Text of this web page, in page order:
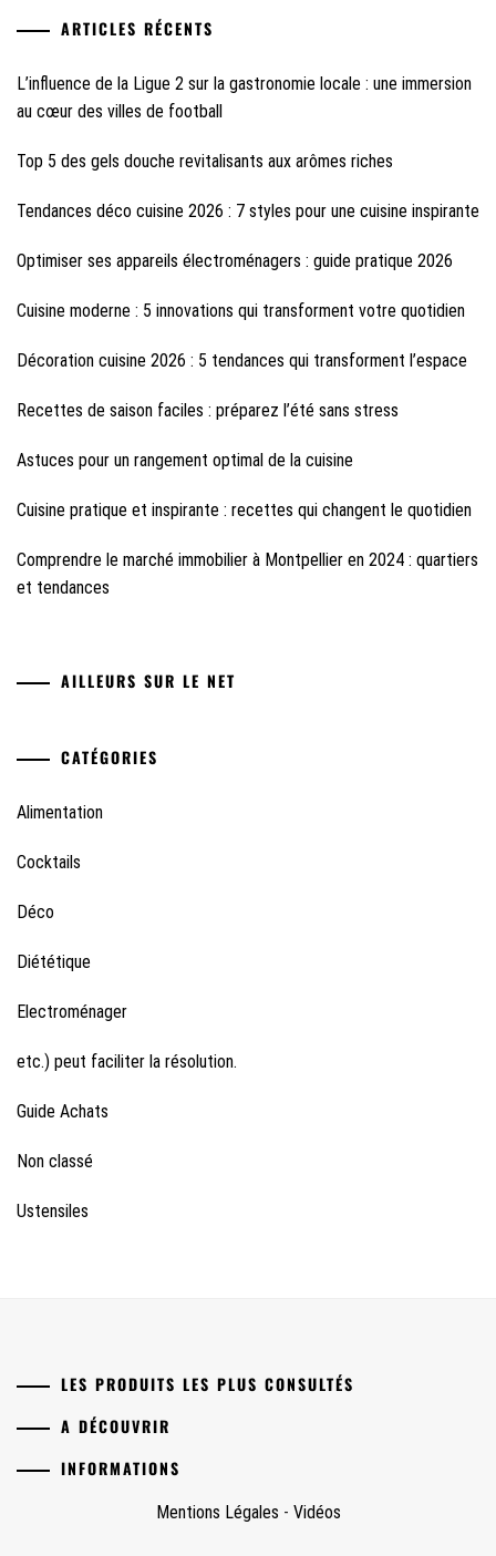
ARTICLES RÉCENTS
L’influence de la Ligue 2 sur la gastronomie locale : une immersion
au cœur des villes de football
Top 5 des gels douche revitalisants aux arômes riches
Tendances déco cuisine 2026 : 7 styles pour une cuisine inspirante
Optimiser ses appareils électroménagers : guide pratique 2026
Cuisine moderne : 5 innovations qui transforment votre quotidien
Décoration cuisine 2026 : 5 tendances qui transforment l’espace
Recettes de saison faciles : préparez l’été sans stress
Astuces pour un rangement optimal de la cuisine
Cuisine pratique et inspirante : recettes qui changent le quotidien
Comprendre le marché immobilier à Montpellier en 2024 : quartiers
et tendances
AILLEURS SUR LE NET
CATÉGORIES
Alimentation
Cocktails
Déco
Diététique
Electroménager
etc.) peut faciliter la résolution.
Guide Achats
Non classé
Ustensiles
LES PRODUITS LES PLUS CONSULTÉS
A DÉCOUVRIR
INFORMATIONS
Mentions Légales - Vidéos